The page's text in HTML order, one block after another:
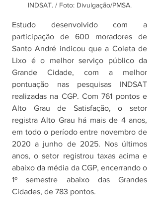
INDSAT. / Foto: Divulgação/PMSA.
Estudo desenvolvido com a
participação de 600 moradores de
Santo André indicou que a Coleta de
Lixo é o melhor serviço público da
Grande Cidade, com a melhor
pontuação nas pesquisas INDSAT
realizadas na CGP. Com 761 pontos e
Alto Grau de Satisfação, o setor
registra Alto Grau há mais de 4 anos,
em todo o período entre novembro de
2020 a junho de 2025. Nos últimos
anos, o setor registrou taxas acima e
abaixo da média da CGP, encerrando o
1º semestre abaixo das Grandes
Cidades, de 783 pontos.